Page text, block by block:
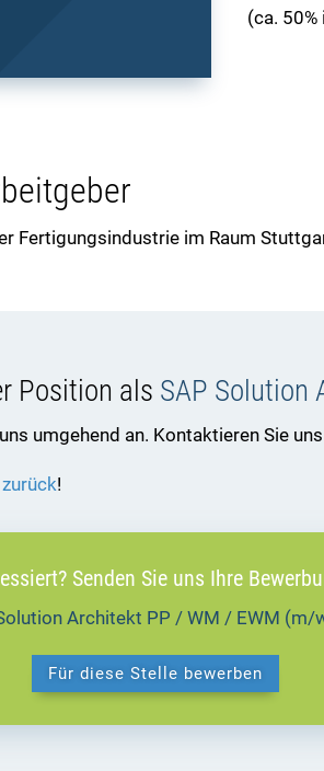
(ca.
Fertigungsindustrie im Raum
Position als SAP Solution
umgehend an. Kontaktieren Sie
zurück!
Senden Sie uns Ihre
Architekt PP / WM / EWM (m/
Für diese Stelle bewerben